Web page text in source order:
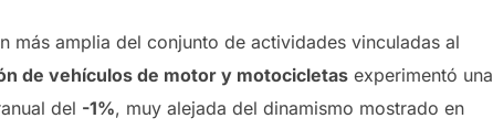
más amplia del conjunto de actividades vinculadas al
de vehículos de motor y motocicletas experimentó una
del -1%, muy alejada del dinamismo mostrado en